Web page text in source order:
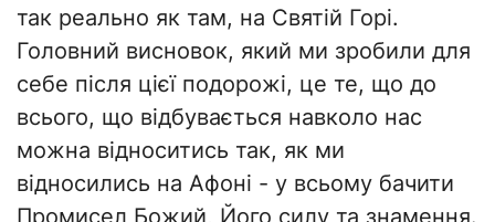
так реально як там, на Святій Горі.
Головний висновок, який ми зробили для
себе після цієї подорожі, це те, що до
всього, що відбувається навколо нас
можна відноситись так, як ми
відносились на Афоні - у всьому бачити